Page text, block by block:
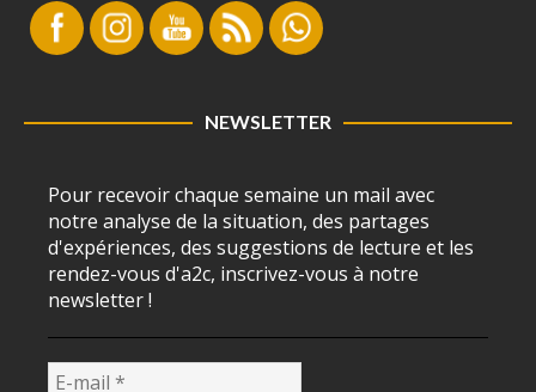
NEWSLETTER
Pour recevoir chaque semaine un mail avec
notre analyse de la situation, des partages
d'expériences, des suggestions de lecture et les
rendez-vous d'a2c, inscrivez-vous à notre
newsletter !